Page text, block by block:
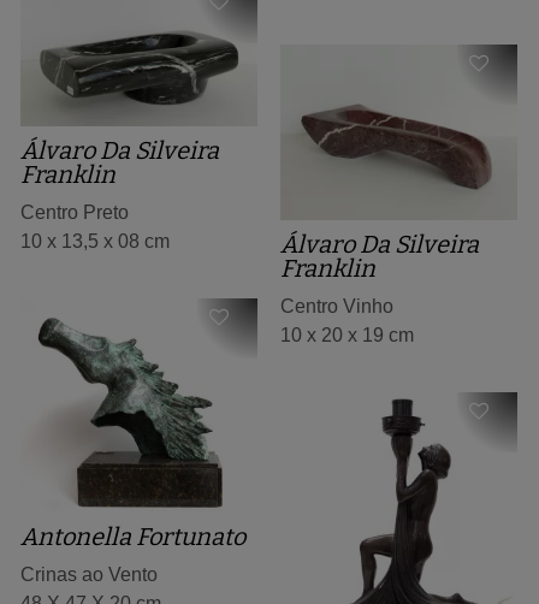
Álvaro Da Silveira
Franklin
Centro Preto
10 x 13,5 x 08 cm
Álvaro Da Silveira
Franklin
Centro Vinho
10 x 20 x 19 cm
Antonella Fortunato
Crinas ao Vento